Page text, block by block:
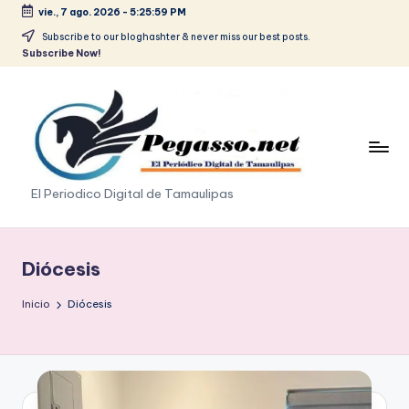
Saltar
vie., 7 ago. 2026 - 5:26:00 PM
Subscribe to our bloghashter & never miss our best posts.
Subscribe Now!
p
e
g
s
.
El Periodico Digital de Tamaulipas
Diócesis
Inicio Diócesis